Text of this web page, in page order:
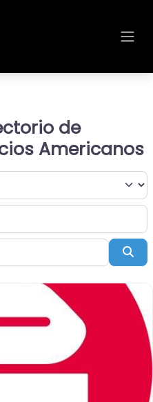
de
Americanos